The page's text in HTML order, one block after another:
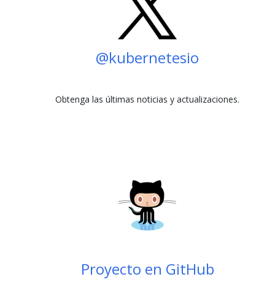
@kubernetesio
Obtenga las últimas noticias y actualizaciones.
Proyecto en GitHub